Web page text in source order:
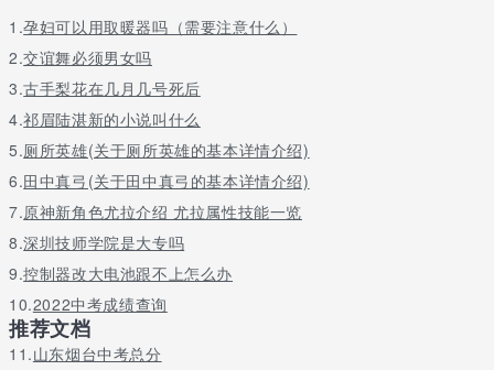
四、教学模式
广州松田职业学院有着属于自己独特的教学培养模式，学校拥有强
大的教师队伍，有教学，技术，管理和科研。一切以学生为出发
点。计算机网络技术专业的同学可以考取华为公司的hcie、hcdp、
hcda等等主流厂商的资格认证，从而实现高薪就业。该校的教学模
式充分的满足了同学们对于就业的要求。
以上就是广州松田职业学院2021年的报名条件、招生要求等录取信
息，更多可以去择校网查询。小编认为，每个学校都有自己的特
色，但对于同学们来说，适合自己的学校才是最好的学校，小编希
望各位同学们都能做出自己的选择，找到自己满意的学校。
关于更多广州松田职业学院往年报名条件-招生要求-招生对象是什
么请留言或者咨询老师
1.孕妇可以用取暖器吗（需要注意什么）
2.交谊舞必须男女吗
3.古手梨花在几月几号死后
4.祁眉陆湛新的小说叫什么
5.厕所英雄(关于厕所英雄的基本详情介绍)
6.田中真弓(关于田中真弓的基本详情介绍)
7.原神新角色尤拉介绍 尤拉属性技能一览
8.深圳技师学院是大专吗
9.控制器改大电池跟不上怎么办
10.2022中考成绩查询
推荐文档
11.山东烟台中考总分